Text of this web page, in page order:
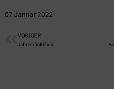
07 Januar 2022
VORIGER
Jahresrückblick